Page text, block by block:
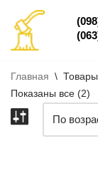
Перейти
содержимому
Главная \
Показаны все (2)